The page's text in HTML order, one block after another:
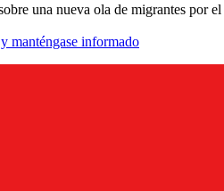
una nueva ola de migrantes por
manténgase informado